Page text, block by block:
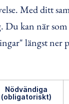
om att
frågor eller
till oss och
Med ditt
Du kan när
längst ner
Nödvändiga
(obligatoriskt)